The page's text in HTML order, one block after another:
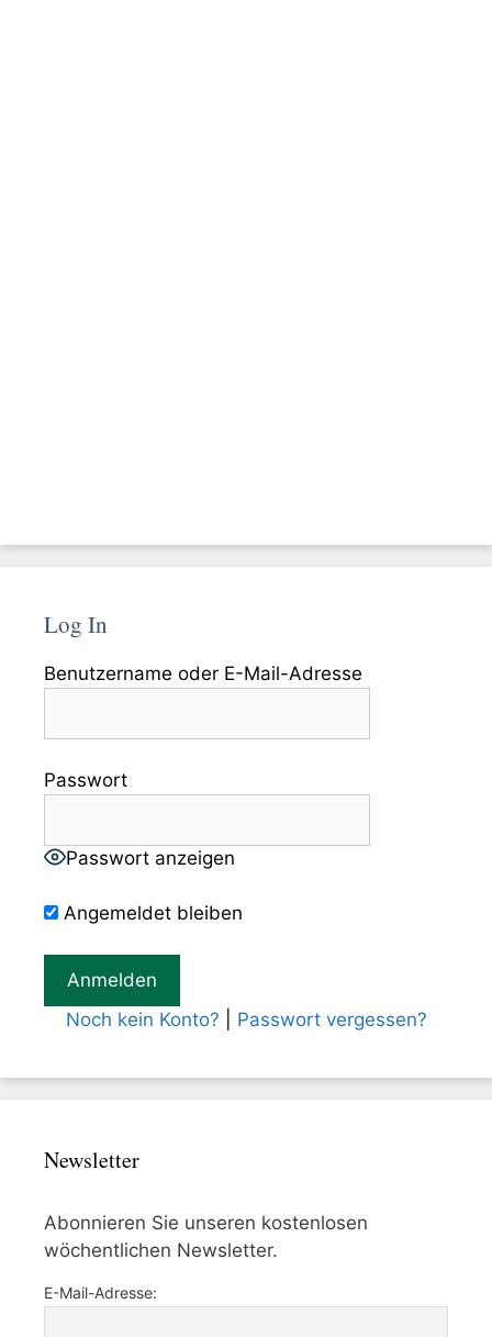
Log In
Benutzername oder E-Mail-Adresse
Passwort
Passwort anzeigen
Angemeldet bleiben
Noch kein Konto? Passwort vergessen?
Newsletter
Abonnieren Sie unseren kostenlosen
wöchentlichen Newsletter.
E-Mail-Adresse: